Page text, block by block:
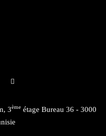
3ème étage Bureau 36 - 3000